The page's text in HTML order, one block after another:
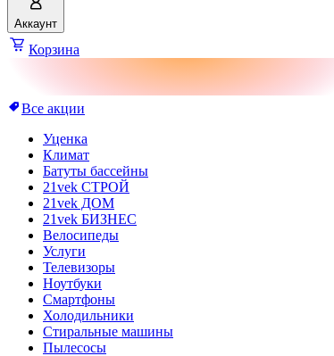
Аккаунт
Корзина
Все акции
Уценка
Климат
Батуты бассейны
21vek СТРОЙ
21vek ДОМ
21vek БИЗНЕС
Велосипеды
Услуги
Телевизоры
Ноутбуки
Смартфоны
Холодильники
Стиральные машины
Пылесосы